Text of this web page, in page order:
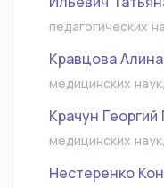
педагогических
Кравцова
медицинских
Крачун
медицинских
Нестеренко